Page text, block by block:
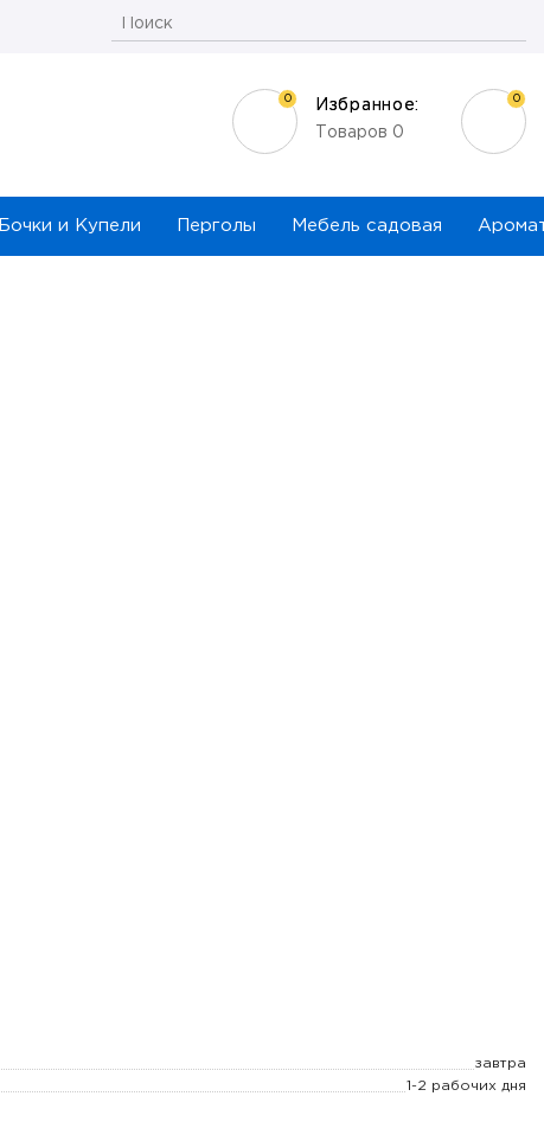
0
Избранное:
Товаров 0
0
Бочки и Купели Перголы Мебель садовая
завтра
1-2 рабочих дня